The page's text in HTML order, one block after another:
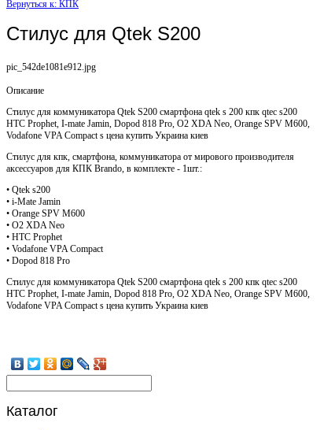
Вернуться к: КПК
Стилус для Qtek S200
pic_542de1081e912.jpg
Описание
Стилус для коммуникатора Qtek S200 смартфона qtek s 200 кпк qtec s200
HTC Prophet, I-mate Jamin, Dopod 818 Pro, O2 XDA Neo, Orange SPV M600,
Vodafone VPA Compact s цена купить Украина киев
Стилус для кпк, смартфона, коммуникатора от мирового производителя
аксессуаров для КПК Brando, в комплекте - 1шт.:
• Qtek s200
• i-Mate Jamin
• Orange SPV M600
• O2 XDA Neo
• HTC Prophet
• Vodafone VPA Compact
• Dopod 818 Pro
Стилус для коммуникатора Qtek S200 смартфона qtek s 200 кпк qtec s200
HTC Prophet, I-mate Jamin, Dopod 818 Pro, O2 XDA Neo, Orange SPV M600,
Vodafone VPA Compact s цена купить Украина киев
Каталог